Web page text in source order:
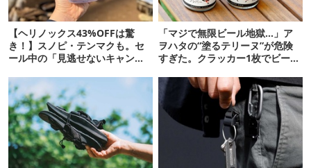
【ヘリノックス43%OFFは驚
き！】スノピ・テンマクも。セ
ール中の「見逃せないキャンプ
「マジで無限ビール地獄…」ア
ヲハタの“塗るテリーヌ”が危険
すぎた。クラッカー1枚でビール